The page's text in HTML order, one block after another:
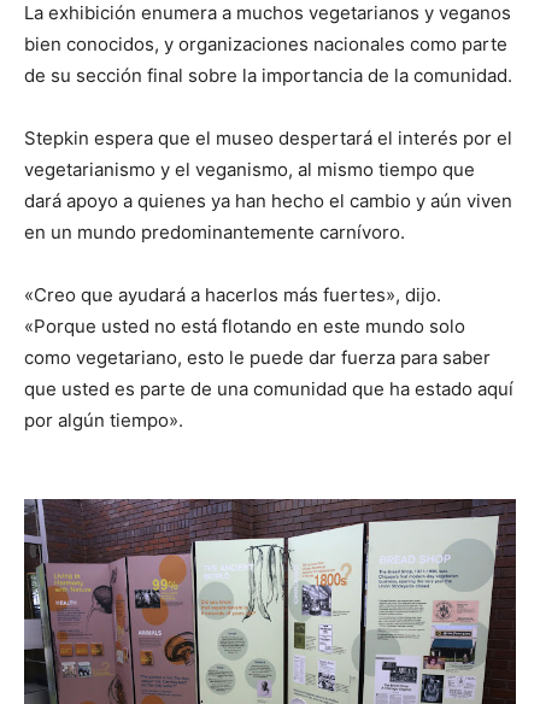
La exhibición enumera a muchos vegetarianos y veganos
bien conocidos, y organizaciones nacionales como parte
de su sección final sobre la importancia de la comunidad.
Stepkin espera que el museo despertará el interés por el
vegetarianismo y el veganismo, al mismo tiempo que
dará apoyo a quienes ya han hecho el cambio y aún viven
en un mundo predominantemente carnívoro.
«Creo que ayudará a hacerlos más fuertes», dijo.
«Porque usted no está flotando en este mundo solo
como vegetariano, esto le puede dar fuerza para saber
que usted es parte de una comunidad que ha estado aquí
por algún tiempo».